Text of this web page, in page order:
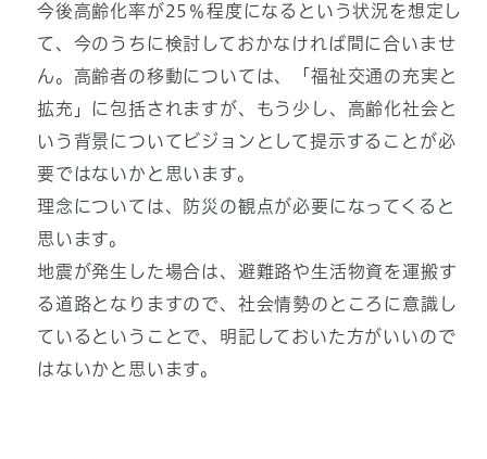
今後高齢化率が25％程度になるという状況を想定し
て、今のうちに検討しておかなければ間に合いませ
ん。高齢者の移動については、「福祉交通の充実と
拡充」に包括されますが、もう少し、高齢化社会と
いう背景についてビジョンとして提示することが必
要ではないかと思います。
理念については、防災の観点が必要になってくると
思います。
地震が発生した場合は、避難路や生活物資を運搬す
る道路となりますので、社会情勢のところに意識し
ているということで、明記しておいた方がいいので
はないかと思います。